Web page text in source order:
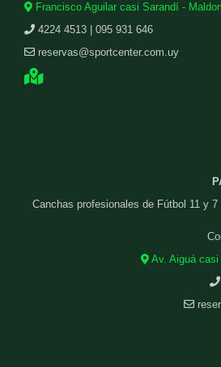
Francisco Aguilar casi Sarandí -
4224 4513 | 095 931 646
reservas@sportcenter.com.uy
Canchas profesionales de Fútbol 11 y
Av. Aiguá